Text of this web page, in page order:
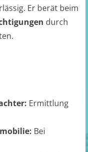
Er berät beim
durch
Ermittlung
Bei